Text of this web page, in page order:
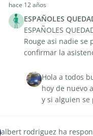
hace 12 años
ESPAÑOLES
ESPAÑOLES
Rouge asi nadie se
confirmar la
Hola a todos
hoy de nuevo
y si alguien
albert rodriguez ha